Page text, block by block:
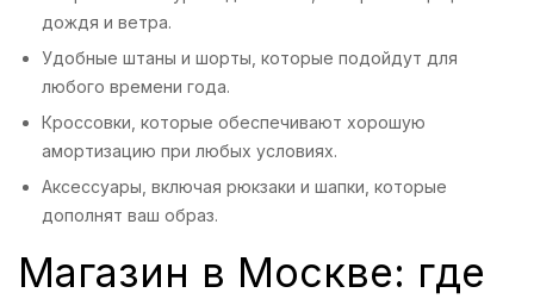
дождя и ветра.
Удобные штаны и шорты, которые подойдут для
любого времени года.
Кроссовки, которые обеспечивают хорошую
амортизацию при любых условиях.
Аксессуары, включая рюкзаки и шапки, которые
дополнят ваш образ.
Магазин в Москве: где